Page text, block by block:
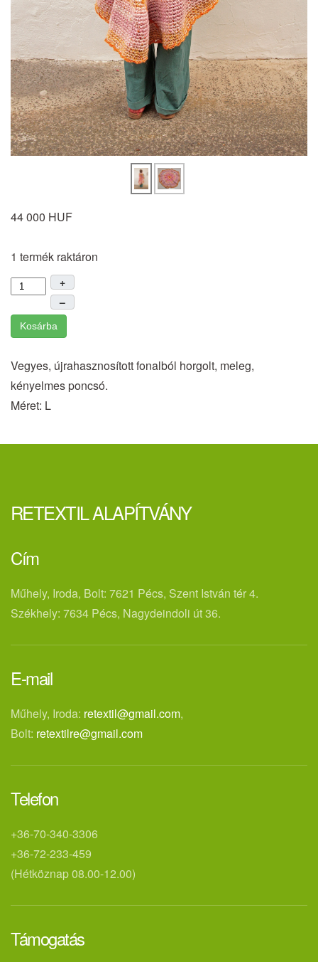
44 000 HUF
1 termék raktáron
+
–
Kosárba
Vegyes, újrahasznosított fonalból horgolt, meleg,
kényelmes poncsó.
Méret: L
RETEXTIL ALAPÍTVÁNY
Cím
Műhely, Iroda, Bolt: 7621 Pécs, Szent István tér 4.
Székhely: 7634 Pécs, Nagydeindoli út 36.
E-mail
Műhely, Iroda: retextil@gmail.com,
Bolt: retextilre@gmail.com
Telefon
+36-70-340-3306
+36-72-233-459
(Hétköznap 08.00-12.00)
Támogatás